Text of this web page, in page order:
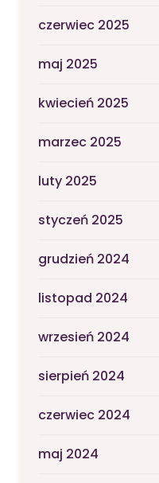
czerwiec 2025
maj 2025
kwiecień 2025
marzec 2025
luty 2025
styczeń 2025
grudzień 2024
listopad 2024
wrzesień 2024
sierpień 2024
czerwiec 2024
maj 2024